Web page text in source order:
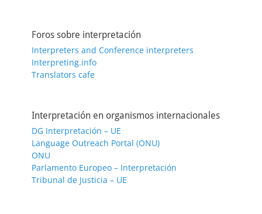
Foros sobre interpretación
Interpreters and Conference interpreters
Interpreting.info
Translators cafe
Interpretación en organismos internacionales
DG Interpretación – UE
Language Outreach Portal (ONU)
ONU
Parlamento Europeo – Interpretación
Tribunal de Justicia – UE